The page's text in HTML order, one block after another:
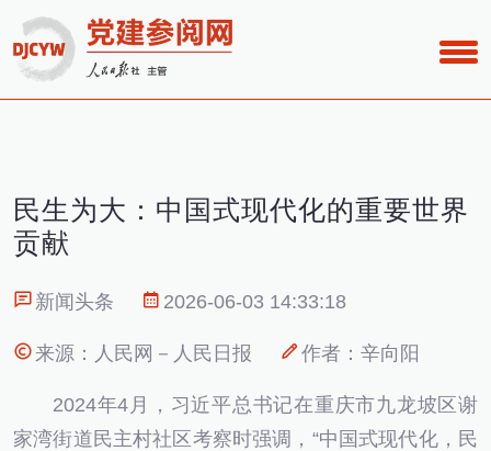
民生为大：中国式现代化的重要世界
贡献
新闻头条 2026-06-03 14:33:18
来源：人民网－人民日报 作者：辛向阳
2024年4月，习近平总书记在重庆市九龙坡区谢
家湾街道民主村社区考察时强调，“中国式现代化，民